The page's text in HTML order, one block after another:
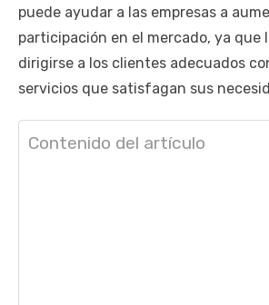
puede ayudar a las empresas a
participación en el mercado, ya que
dirigirse a los clientes adecuados
servicios que satisfagan sus
Contenido del artículo